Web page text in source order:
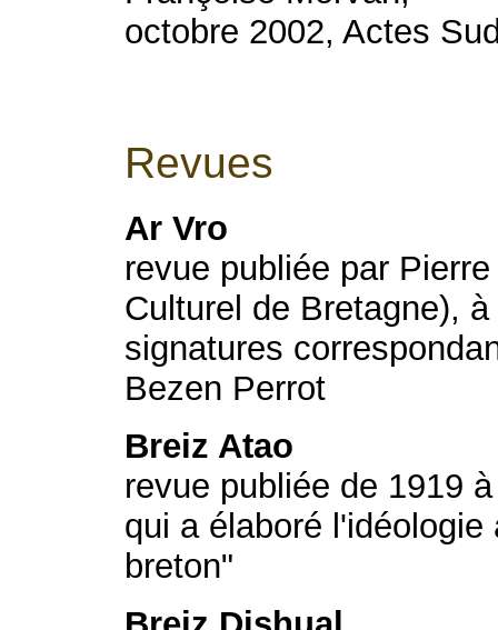
octobre 2002, Actes
Revues
Ar Vro
revue publiée par
Culturel de Bretagne),
signatures
Bezen Perrot
Breiz Atao
revue publiée de 1919
qui a élaboré
breton"